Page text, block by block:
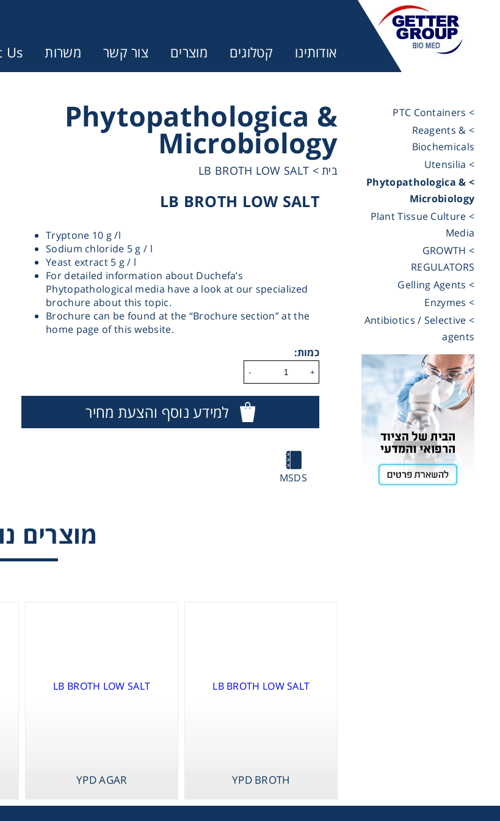
אודותינו קטלוגים מוצרים צור קשר משרות Us
> PTC Containers
> Reagents &
Biochemicals
> Utensilia
> Phytopathologica &
Microbiology
> Plant Tissue Culture
Media
> GROWTH
REGULATORS
> Gelling Agents
> Enzymes
> Antibiotics / Selective
agents
Phytopathologica &
Microbiology
בית>
LB BROTH LOW SALT
LB BROTH LOW SALT
Tryptone 10 g /l
Sodium chloride 5 g / l
Yeast extract 5 g / l
For detailed information about Duchefa’s
Phytopathological media have a look at our specialized
brochure about this topic.
Brochure can be found at the “Brochure section” at the
home page of this website.
כמות:
+
-
למידע נוסף והצעת מחיר
MSDS
מוצרים
YPD BROTH
YPD AGAR
YPD AGAR
Contact form not found.
מעונין לקבל הצעת מחיר או
Instrumentation
Microscopy
Filtration